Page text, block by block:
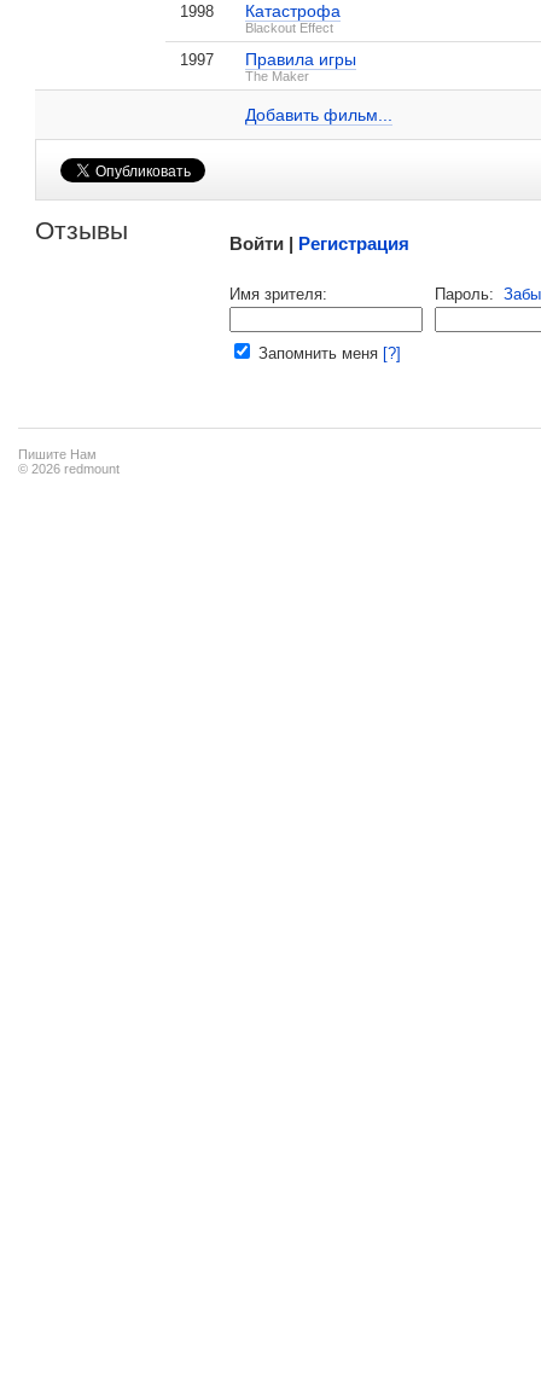
1998 Катастрофа
Blackout Effect
1997 Правила игры
The Maker
Добавить фильм...
Джоэл Маккиннон Миллер на IMDB.com
Отзывы Войти | Регистрация
Имя зрителя: Пароль:
Запомнить меня [?]
Пишите Нам
© 2026 redmount